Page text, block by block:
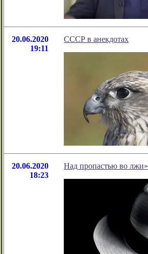
20.06.2020
19:11
СССР в анекдотах
20.06.2020
18:23
Над пропастью во лжи»